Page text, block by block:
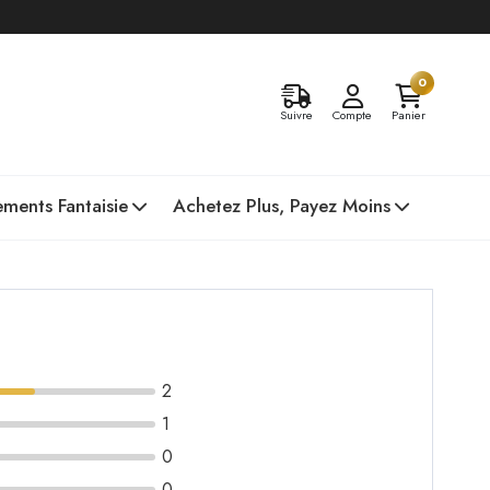
Suivre Compte
0
Panier
Fantaisie Achetez Plus, Payez Moins
2
1
0